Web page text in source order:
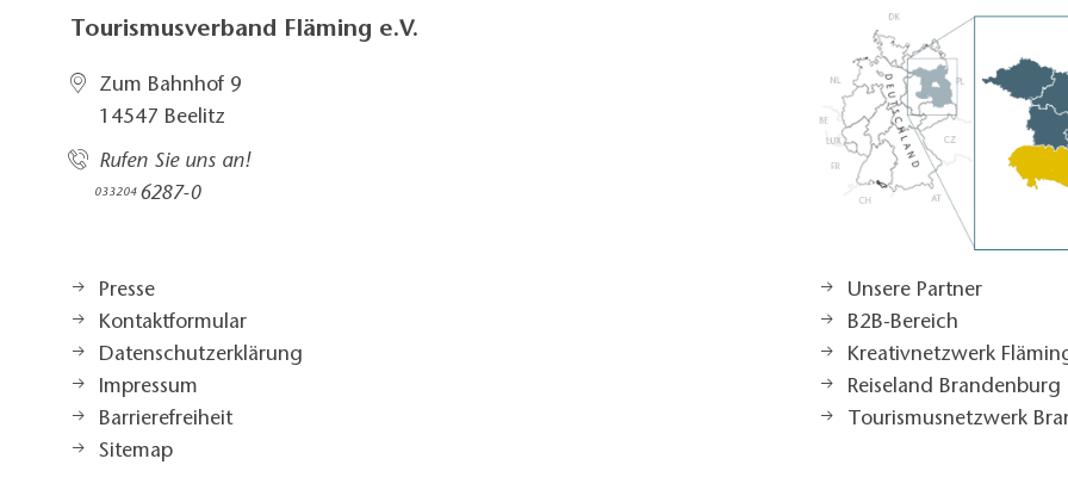
Tourismusverband Fläming e.V.
Zum Bahnhof 9
14547 Beelitz
Rufen Sie uns an!
033204 6287-0
Presse
Kontaktformular
Datenschutzerklärung
Impressum
Barrierefreiheit
Sitemap
Unsere Partner
B2B-Bereich
Kreativnetzwerk
Reiseland Brandenburg
Tourismusnetzwerk